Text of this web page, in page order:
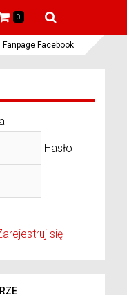
0
Fanpage Facebook
Hasło
się